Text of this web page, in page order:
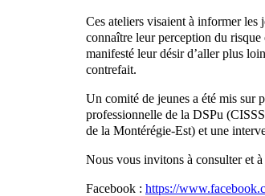
Ces ateliers visaient à informer les
connaître leur perception du risque
manifesté leur désir d’aller plus
contrefait.
Un comité de jeunes a été mis sur
professionnelle de la DSPu
de la Montérégie-Est) et une
Nous vous invitons à consulter et
Facebook : https://